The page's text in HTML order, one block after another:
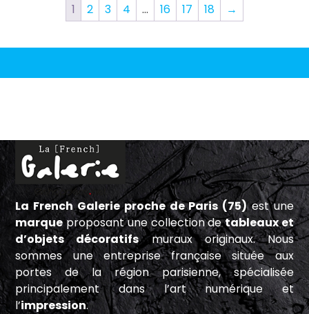
1 2 3 4 … 16 17 18 →
La French Galerie proche de Paris (75)est une
marque proposant une collection detableaux et
d’objets décoratifsmuraux originaux. Nous
sommes une entreprise française située aux
portes de la région parisienne, spécialisée
principalement dans l’art numérique et
l’impression.